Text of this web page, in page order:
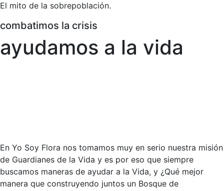
El mito de la sobrepoblación.
combatimos la crisis
ayudamos a la vida
En Yo Soy Flora nos tomamos muy en serio nuestra misión
de Guardianes de la Vida y es por eso que siempre
buscamos maneras de ayudar a la Vida, y ¿Qué mejor
manera que construyendo juntos un Bosque de